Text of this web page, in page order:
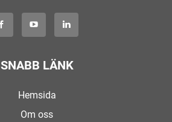
SNABB LÄNK
Hemsida
Om oss